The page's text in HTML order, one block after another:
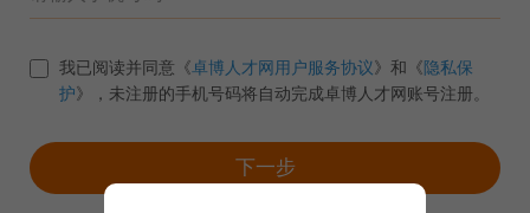
我已阅读并同意《卓博人才网用户服务协议》和《隐私保
护》，未注册的手机号码将自动完成卓博人才网账号注册。
下一步